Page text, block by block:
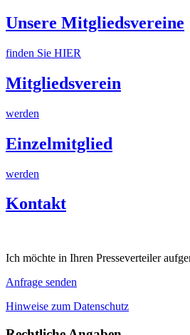
Unsere Mitgliedsvereine
finden Sie HIER
Mitgliedsverein
werden
Einzelmitglied
werden
Kontakt
Ich möchte in Ihren Presseverteiler
Anfrage senden
Hinweise zum Datenschutz